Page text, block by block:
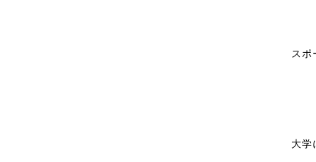
スポ
大学